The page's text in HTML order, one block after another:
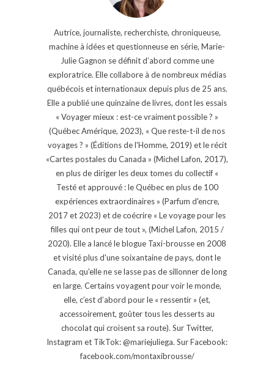
Autrice, journaliste, recherchiste, chroniqueuse,
machine à idées et questionneuse en série, Marie-
Julie Gagnon se définit d’abord comme une
exploratrice. Elle collabore à de nombreux médias
québécois et internationaux depuis plus de 25 ans.
Elle a publié une quinzaine de livres, dont les essais
« Voyager mieux : est-ce vraiment possible ? »
(Québec Amérique, 2023), « Que reste-t-il de nos
voyages ? » (Éditions de l'Homme, 2019) et le récit
«Cartes postales du Canada » (Michel Lafon, 2017),
en plus de diriger les deux tomes du collectif «
Testé et approuvé : le Québec en plus de 100
expériences extraordinaires » (Parfum d'encre,
2017 et 2023) et de coécrire « Le voyage pour les
filles qui ont peur de tout », (Michel Lafon, 2015 /
2020). Elle a lancé le blogue Taxi-brousse en 2008
et visité plus d'une soixantaine de pays, dont le
Canada, qu'elle ne se lasse pas de sillonner de long
en large. Certains voyagent pour voir le monde,
elle, c’est d’abord pour le « ressentir » (et,
accessoirement, goûter tous les desserts au
chocolat qui croisent sa route). Sur Twitter,
Instagram et TikTok: @mariejuliega. Sur Facebook:
facebook.com/montaxibrousse/